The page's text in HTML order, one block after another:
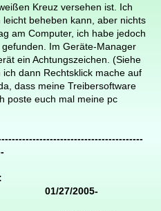
Kreuz versehen ist. Ich
beheben kann, aber nichts
am Computer, ich habe jedoch
Im Geräte-Manager
ein Achtungszeichen. (Siehe
dann Rechtsklick mache auf
dass meine Treibersoftware
poste euch mal meine pc
27/2005-